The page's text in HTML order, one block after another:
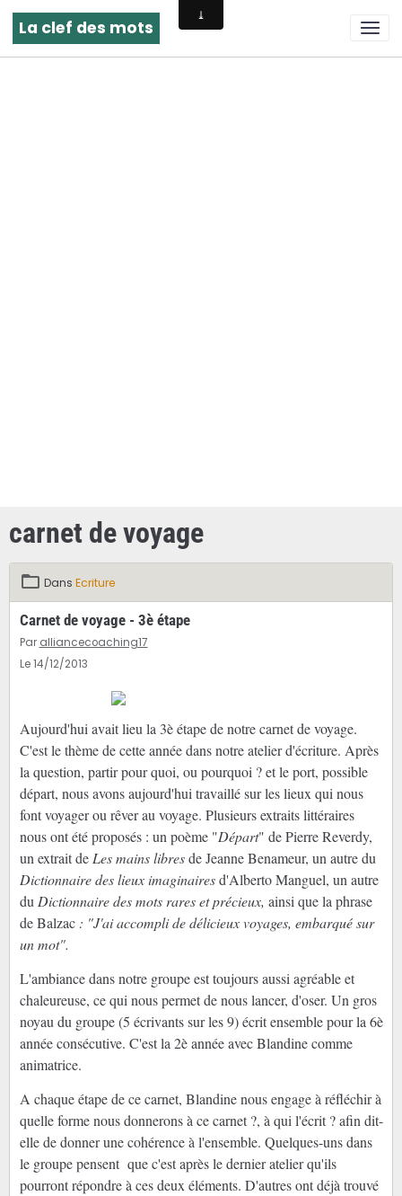
La clef des mots
carnet de voyage
Dans Ecriture
Carnet de voyage - 3è étape
Par alliancecoaching17
Le 14/12/2013
Aujourd'hui avait lieu la 3è étape de notre carnet de voyage.
C'est le thème de cette année dans notre atelier d'écriture. Après
la question, partir pour quoi, ou pourquoi ? et le port, possible
départ, nous avons aujourd'hui travaillé sur les lieux qui nous
font voyager ou rêver au voyage. Plusieurs extraits littéraires
nous ont été proposés : un poème "Départ" de Pierre Reverdy,
un extrait deLes mains libresde Jeanne Benameur, un autre du
Dictionnaire des lieux imaginairesd'Alberto Manguel, un autre
duDictionnaire des mots rares et précieux, ainsi que la phrase
de Balzac: "J'ai accompli de délicieux voyages, embarqué sur
un mot".
L'ambiance dans notre groupe est toujours aussi agréable et
chaleureuse, ce qui nous permet de nous lancer, d'oser. Un gros
noyau du groupe (5 écrivants sur les 9) écrit ensemble pour la 6è
année consécutive. C'est la 2è année avec Blandine comme
animatrice.
A chaque étape de ce carnet, Blandine nous engage à réfléchir à
quelle forme nous donnerons à ce carnet ?, à qui l'écrit ? afin dit-
elle de donner une cohérence à l'ensemble. Quelques-uns dans
le groupe pensent que c'est après le dernier atelier qu'ils
pourront répondre à ces deux éléments. D'autres ont déjà trouvé